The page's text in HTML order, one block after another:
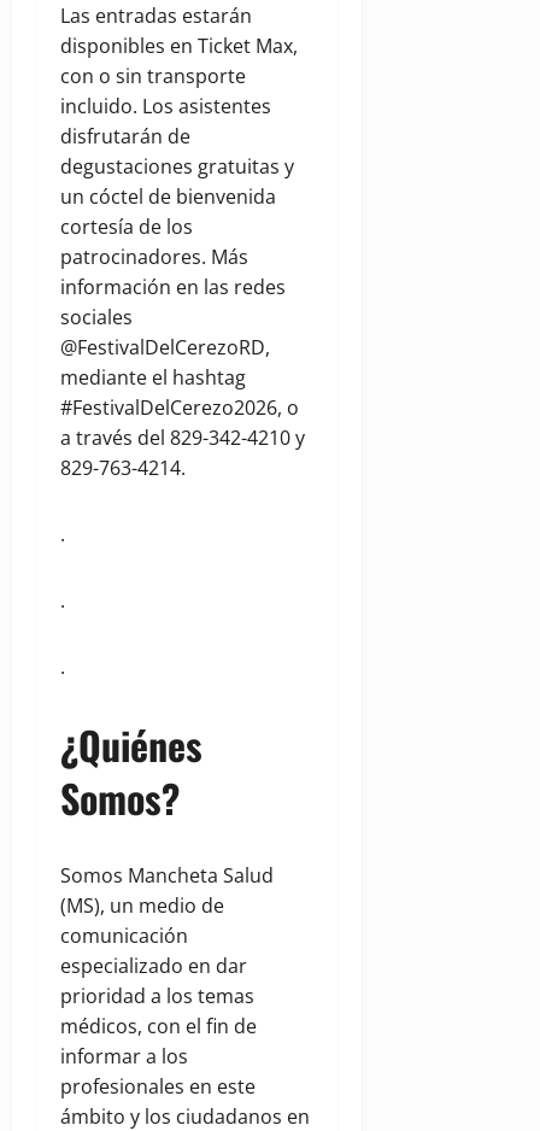
Las entradas estarán
disponibles en Ticket Max,
con o sin transporte
incluido. Los asistentes
disfrutarán de
degustaciones gratuitas y
un cóctel de bienvenida
cortesía de los
patrocinadores. Más
información en las redes
sociales
@FestivalDelCerezoRD,
mediante el hashtag
#FestivalDelCerezo2026, o
a través del 829-342-4210 y
829-763-4214.
.
.
.
¿Quiénes
Somos?
Somos Mancheta Salud
(MS), un medio de
comunicación
especializado en dar
prioridad a los temas
médicos, con el fin de
informar a los
profesionales en este
ámbito y los ciudadanos en